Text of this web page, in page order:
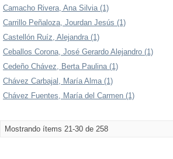
Camacho Rivera, Ana Silvia (1)
Carrillo Peñaloza, Jourdan Jesús (1)
Castellón Ruíz, Alejandra (1)
Ceballos Corona, José Gerardo Alejandro (1)
Cedeño Chávez, Berta Paulina (1)
Chávez Carbajal, María Alma (1)
Chávez Fuentes, María del Carmen (1)
Mostrando ítems 21-30 de 258